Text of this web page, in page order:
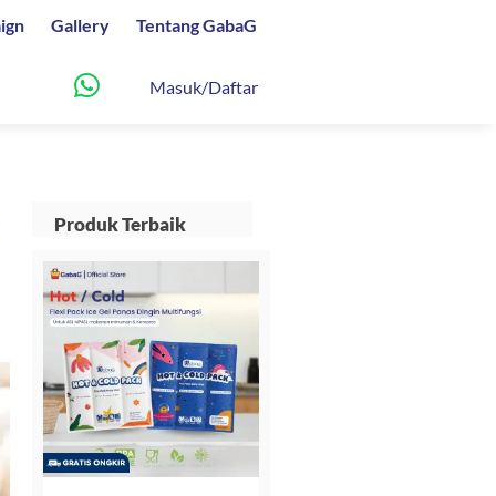
Gallery Tentang GabaG
Masuk/Daftar
Produk Terbaik